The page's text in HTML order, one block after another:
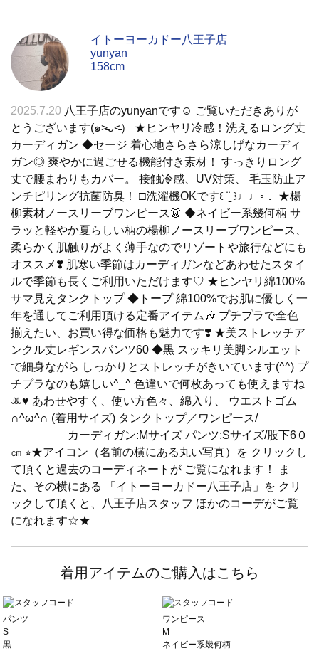
イトーヨーカドー八王子店
yunyan
158cm
2025.7.20 八王子店のyunyanです☺︎ ご覧いただきありが
とうございます(๑˃̵ᴗ˂̵） ★ヒンヤリ冷感！洗えるロング丈
カーディガン ◆セージ 着心地さらさら涼しげなカーディ
ガン◎ 爽やかに過ごせる機能付き素材！ すっきりロング
丈で腰まわりもカバー。 接触冷感、UV対策、 毛玉防止ア
ンチピリング抗菌防臭！ □洗濯機OKです꒰ ¨̮͚ ꒱♩♩◦． ★楊
柳素材ノースリーブワンピース👗 ◆ネイビー系幾何柄 サ
ラッと軽やか夏らしい柄の楊柳ノースリーブワンピース、
柔らかく肌触りがよく薄手なのでリゾートや旅行などにも
オススメ❣️ 肌寒い季節はカーディガンなどあわせたスタイ
ルで季節も長くご利用いただけます♡ ★ヒンヤリ綿100%
サマ見えタンクトップ ◆トープ 綿100%でお肌に優しく一
年を通してご利用頂ける定番アイテム🎶 プチプラで全色
揃えたい、お買い得な価格も魅力です❣️ ★美ストレッチア
ンクル丈レギンスパンツ60 ◆黒 スッキリ美脚シルエット
で細身ながら しっかりとストレッチがきいています(^^) プ
チプラなのも嬉しい^_^ 色違いで何枚あっても使えますね
ꔛ♥ あわせやすく、使い方色々、綿入り、 ウエストゴム
∩^ω^∩ (着用サイズ) タンクトップ／ワンピース/
カーディガン:Mサイズ パンツ:Sサイズ/股下6０
㎝ ⭐︎★アイコン（名前の横にある丸い写真）を クリックし
て頂くと過去のコーディネートが ご覧になれます！ ま
た、その横にある 「イトーヨーカドー八王子店」を クリ
ックして頂くと、八王子店スタッフ ほかのコーデがご覧
になれます☆★
着用アイテムのご購入はこちら
パンツ
S
黒
ワンピース
M
ネイビー系幾何柄